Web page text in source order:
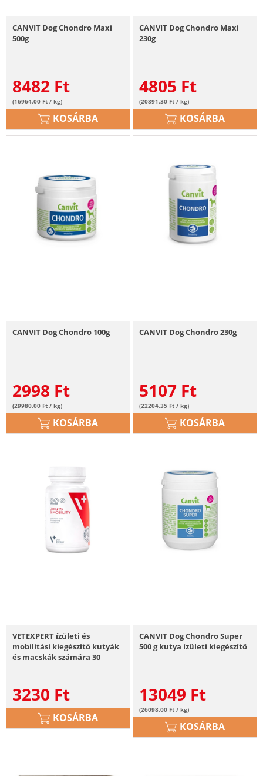
CANVIT Dog Chondro Maxi
500g
8482 Ft
(16964.00 Ft / kg)
KOSÁRBA
CANVIT Dog Chondro Maxi
230g
4805 Ft
(20891.30 Ft / kg)
KOSÁRBA
CANVIT Dog Chondro 100g
2998 Ft
(29980.00 Ft / kg)
KOSÁRBA
CANVIT Dog Chondro 230g
5107 Ft
(22204.35 Ft / kg)
KOSÁRBA
VETEXPERT ízületi és
mobilitási kiegészítő kutyák
és macskák számára 30
3230 Ft
KOSÁRBA
CANVIT Dog Chondro Super
500 g kutya ízületi kiegészítő
13049 Ft
(26098.00 Ft / kg)
KOSÁRBA